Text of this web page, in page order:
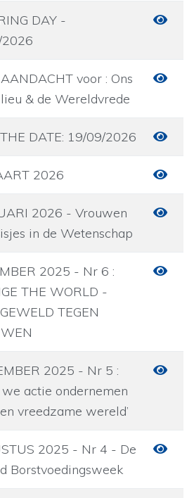
DAY -
voor : Ons
& de Wereldvrede
DATE: 19/09/2026
2026
2026 - Vrouwen
in de Wetenschap
2025 - Nr 6 :
THE WORLD -
TEGEN
2025 - Nr 5 :
we actie ondernemen
vreedzame wereld’
2025 - Nr 4 - De
Borstvoedingsweek